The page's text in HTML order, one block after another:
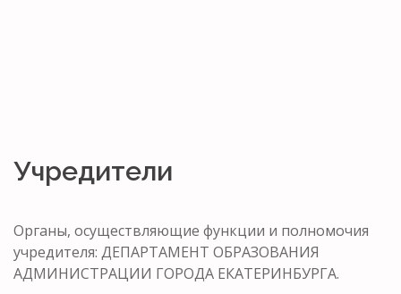
Учредители
Органы, осуществляющие функции и полномочия
учредителя: ДЕПАРТАМЕНТ ОБРАЗОВАНИЯ
АДМИНИСТРАЦИИ ГОРОДА ЕКАТЕРИНБУРГА.